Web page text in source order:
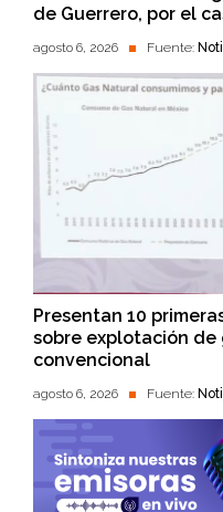
de Guerrero, por el
agosto 6, 2026 Fuente:
Presentan 10
sobre explotación de
convencional
agosto 6, 2026 Fuente: